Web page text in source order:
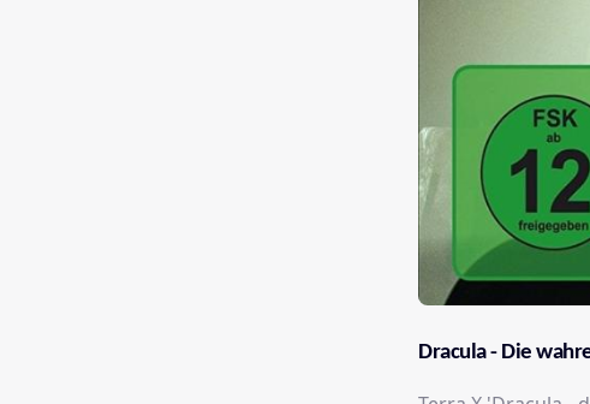
Dracula - Die